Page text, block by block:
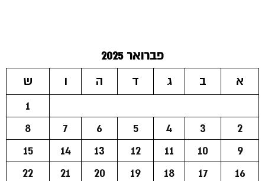
פברואר 2025
א
ב ג ד ה ו
ש
1
2
3
4
5
6
7
8
9
10
11
12
13
14
15
16
17
18
19
20
21
22